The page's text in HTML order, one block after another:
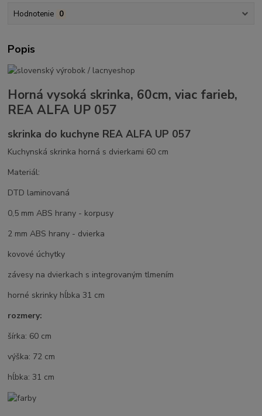
Hodnotenie 0
Popis
Horná vysoká skrinka, 60cm, viac farieb,
REA ALFA UP 057
skrinka do kuchyne REA ALFA UP 057
Kuchynská skrinka horná s dvierkami 60 cm
Materiál:
DTD laminovaná
0,5 mm ABS hrany - korpusy
2 mm ABS hrany - dvierka
kovové úchytky
závesy na dvierkach s integrovaným tlmením
horné skrinky hĺbka 31 cm
rozmery:
šírka: 60 cm
výška: 72 cm
hĺbka: 31 cm